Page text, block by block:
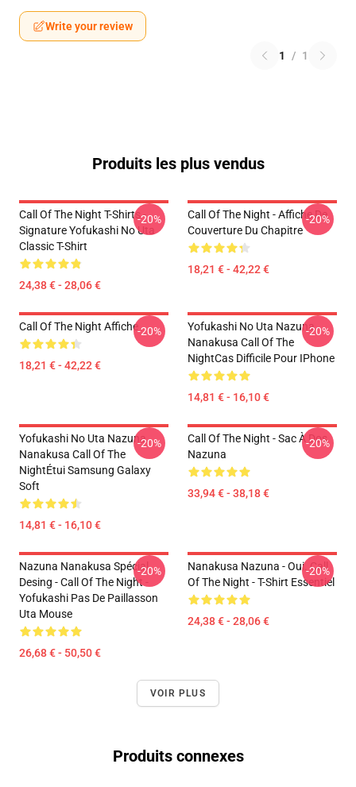
Write your review
1 / 1
Produits les plus vendus
Call Of The Night T-Shirts -
Signature Yofukashi No Uta
Classic T-Shirt
24,38 € - 28,06 €
-20%
Call Of The Night - Affiche De
Couverture Du Chapitre
18,21 € - 42,22 €
-20%
Call Of The Night Affiche
18,21 € - 42,22 €
-20%
Yofukashi No Uta Nazuna
Nanakusa Call Of The
NightCas Difficile Pour IPhone
14,81 € - 16,10 €
-20%
Yofukashi No Uta Nazuna
Nanakusa Call Of The
NightÉtui Samsung Galaxy
Soft
14,81 € - 16,10 €
-20%
Call Of The Night - Sac À Dos
Nazuna
33,94 € - 38,18 €
-20%
Nazuna Nanakusa Spécial
Desing - Call Of The Night -
Yofukashi Pas De Paillasson
Uta Mouse
26,68 € - 50,50 €
-20%
Nanakusa Nazuna - Oui. Call
Of The Night - T-Shirt Essentiel
24,38 € - 28,06 €
-20%
VOIR PLUS
Produits connexes